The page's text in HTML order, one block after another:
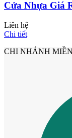
Cửa Nhựa Giá
Liên hệ
Chi tiết
CHI NHÁNH